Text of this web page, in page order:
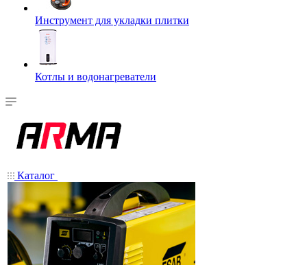
Инструмент для укладки плитки
Котлы и водонагреватели
Каталог